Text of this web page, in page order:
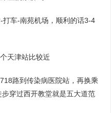
车-南苑机场，顺利的话3-4
天津站比较近
路到传染病医院站，再换乘
穿过西开教堂就是五大道范